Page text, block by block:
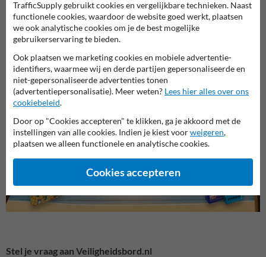
Informatieve borden
ontwerp
Informatieborden
Stel je vraag aan Veiligheidsbord.nl
TrafficSupply gebruikt cookies en vergelijkbare technieken. Naast
functionele cookies, waardoor de website goed werkt, plaatsen
we ook analytische cookies om je de best mogelijke
gebruikerservaring te bieden.
Ook plaatsen we marketing cookies en mobiele advertentie-
identifiers, waarmee wij en derde partijen gepersonaliseerde en
niet-gepersonaliseerde advertenties tonen
(advertentiepersonalisatie). Meer weten? Lees hier alles over ons
cookiebeleid.
Door op "Cookies accepteren" te klikken, ga je akkoord met de
instellingen van alle cookies. Indien je kiest voorweigeren,
plaatsen we alleen functionele en analytische cookies.
Cookies accepteren